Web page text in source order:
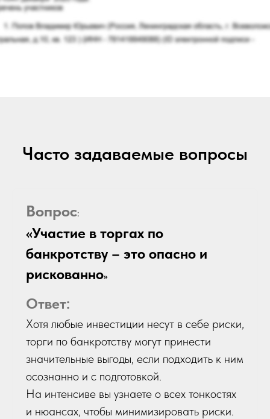
Часто задаваемые вопросы
Вопрос:
«Участие в торгах по
банкротству – это опасно и
рискованно»
Ответ:
Хотя любые инвестиции несут в себе риски,
торги по банкротству могут принести
значительные выгоды, если подходить к ним
осознанно и с подготовкой.
На интенсиве вы узнаете о всех тонкостях
и нюансах, чтобы минимизировать риски.